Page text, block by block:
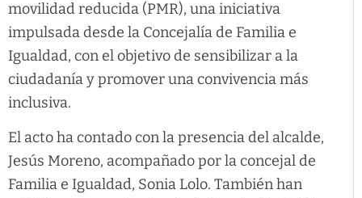
movilidad reducida (PMR), una iniciativa
impulsada desde la Concejalía de Familia e
Igualdad, con el objetivo de sensibilizar a la
ciudadanía y promover una convivencia más
inclusiva.
El acto ha contado con la presencia del alcalde,
Jesús Moreno, acompañado por la concejal de
Familia e Igualdad, Sonia Lolo. También han